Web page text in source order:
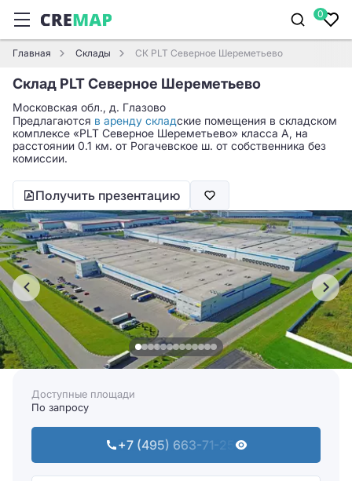
0
Главная Склады СК PLT Северное Шереметьево
Склад PLT Северное Шереметьево
Московская обл., д. Глазово
Предлагаются в аренду складские помещения в складском
комплексе «PLT Северное Шереметьево» класса A, на
расстоянии 0.1 км. от Рогачевское ш. от собственника без
комиссии.
Получить презентацию
Доступные площади
По запросу
+7 (495) 663-71-25